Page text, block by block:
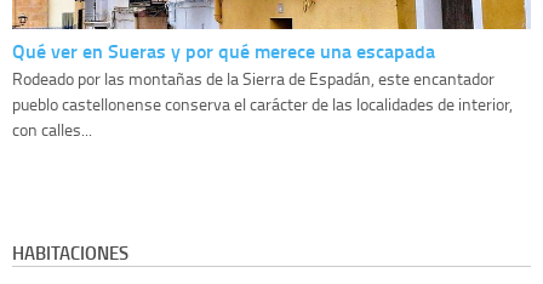
Qué ver en Sueras y por qué merece una escapada
Rodeado por las montañas de la Sierra de Espadán, este encantador
pueblo castellonense conserva el carácter de las localidades de interior,
con calles...
HABITACIONES